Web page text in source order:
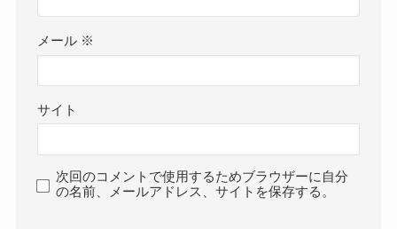
メール ※
サイト
次回のコメントで使用するためブラウザーに自分
の名前、メールアドレス、サイトを保存する。